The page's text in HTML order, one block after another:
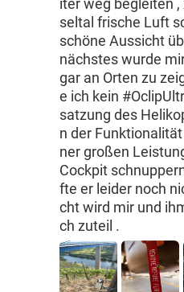
iter weg begleiten
seltal frische Luft
schöne Aussicht
nächstes wurde
gar an Orten zu
e ich kein
satzung des
n der
ner großen
Cockpit
fte er leider noch
cht wird mir und
ch zuteil .